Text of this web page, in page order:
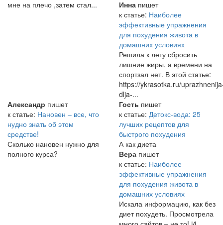
мне на плечо ,затем стал...
Инна пишет
к статье: Наиболее
эффективные упражнения
для похудения живота в
домашних условиях
Решила к лету сбросить
лишние жиры, а времени на
спортзал нет. В этой статье:
https://ykrasotka.ru/
dlja-...
Александр пишет
к статье: Нановен – все, что
нудно знать об этом
средстве!
Сколько нановен нужно для
полного курса?
Гость пишет
к статье: Детокс-вода: 25
лучших рецептов для
быстрого похудения
А как диета
Вера пишет
к статье: Наиболее
эффективные упражнения
для похудения живота в
домашних условиях
Искала информацию, как без
диет похудеть. Просмотрела